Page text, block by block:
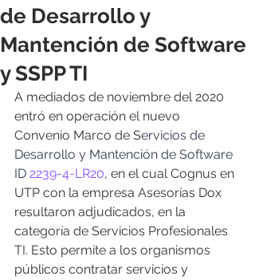
de Desarrollo y
Mantención de Software
y SSPP TI
A mediados de noviembre del 2020
entró en operación el nuevo
Convenio Marco de Servicios de
Desarrollo y Mantención de Software
ID 2239-4-LR20, en el cual Cognus en
UTP con la empresa Asesorías Dox
resultaron adjudicados, en la
categoría de Servicios Profesionales
TI. Esto permite a los organismos
públicos contratar servicios y